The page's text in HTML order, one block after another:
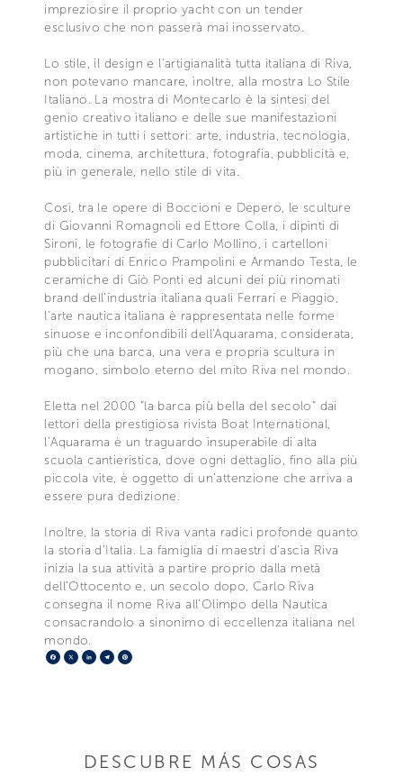
impreziosire il proprio yacht con un tender
esclusivo che non passerà mai inosservato.
Lo stile, il design e l’artigianalità tutta italiana di Riva,
non potevano mancare, inoltre, alla mostra Lo Stile
Italiano. La mostra di Montecarlo è la sintesi del
genio creativo italiano e delle sue manifestazioni
artistiche in tutti i settori: arte, industria, tecnologia,
moda, cinema, architettura, fotografia, pubblicità e,
più in generale, nello stile di vita.
Così, tra le opere di Boccioni e Depero, le sculture
di Giovanni Romagnoli ed Ettore Colla, i dipinti di
Sironi, le fotografie di Carlo Mollino, i cartelloni
pubblicitari di Enrico Prampolini e Armando Testa, le
ceramiche di Giò Ponti ed alcuni dei più rinomati
brand dell’industria italiana quali Ferrari e Piaggio,
l'arte nautica italiana è rappresentata nelle forme
sinuose e inconfondibili dell'Aquarama, considerata,
più che una barca, una vera e propria scultura in
mogano, simbolo eterno del mito Riva nel mondo.
Eletta nel 2000 “la barca più bella del secolo” dai
lettori della prestigiosa rivista Boat International,
l’Aquarama è un traguardo insuperabile di alta
scuola cantieristica, dove ogni dettaglio, fino alla più
piccola vite, è oggetto di un’attenzione che arriva a
essere pura dedizione.
Inoltre, la storia di Riva vanta radici profonde quanto
la storia d’Italia. La famiglia di maestri d'ascia Riva
inizia la sua attività a partire proprio dalla metà
dell'Ottocento e, un secolo dopo, Carlo Riva
consegna il nome Riva all'Olimpo della Nautica
consacrandolo a sinonimo di eccellenza italiana nel
mondo.
Facebook
X LinkedIn
Telegram
DESCUBRE MÁS COSAS